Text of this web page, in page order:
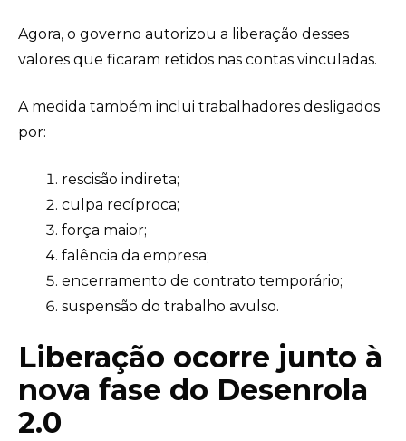
Agora, o governo autorizou a liberação desses
valores que ficaram retidos nas contas vinculadas.
A medida também inclui trabalhadores desligados
por:
rescisão indireta;
culpa recíproca;
força maior;
falência da empresa;
encerramento de contrato temporário;
suspensão do trabalho avulso.
Liberação ocorre junto à
nova fase do Desenrola
2.0